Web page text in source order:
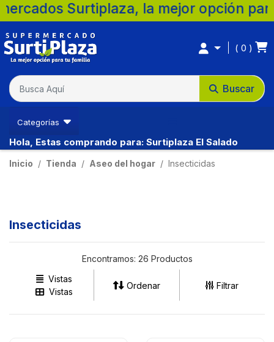
la mejor opción para tu
Buscar
0
Categorías
Hola, Estas comprando para: Surtiplaza El Salado
Inicio Tienda Aseo del hogar Insecticidas
Insecticidas
Encontramos: 26 Productos
Vistas
Vistas
Ordenar Filtrar